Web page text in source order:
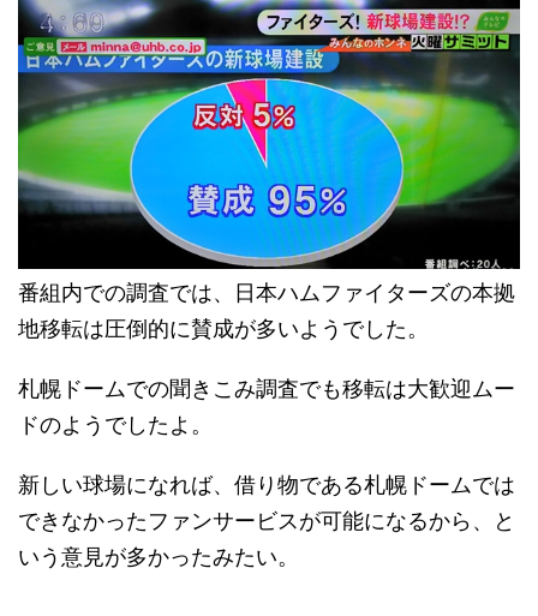
番組内での調査では、日本ハムファイターズの本拠
地移転は圧倒的に賛成が多いようでした。
札幌ドームでの聞きこみ調査でも移転は大歓迎ムー
ドのようでしたよ。
新しい球場になれば、借り物である札幌ドームでは
できなかったファンサービスが可能になるから、と
いう意見が多かったみたい。